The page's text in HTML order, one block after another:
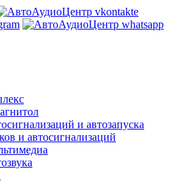
и автозапуска
и автосигнализаций